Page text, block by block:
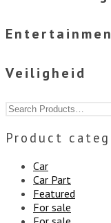
Veiligheid
Product
Car
Car Part
Featured
For sale